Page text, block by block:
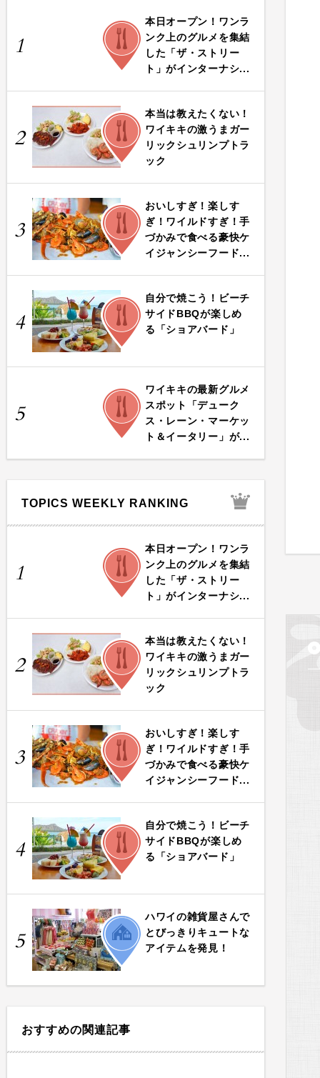
1
FOOD
本日オープン！ワンラ
ンク上のグルメを集結
した「ザ・ストリー
ト」がインターナシ...
2
FOOD
本当は教えたくない！
ワイキキの激うまガー
リックシュリンプトラ
ック
3
FOOD
おいしすぎ！楽しす
ぎ！ワイルドすぎ！手
づかみで食べる豪快ケ
イジャンシーフード...
4
FOOD
自分で焼こう！ビーチ
サイドBBQが楽しめ
る「ショアバード」
5
FOOD
ワイキキの最新グルメ
スポット「デューク
ス・レーン・マーケッ
ト＆イータリー」が...
TOPICS WEEKLY RANKING
1
FOOD
本日オープン！ワンラ
ンク上のグルメを集結
した「ザ・ストリー
ト」がインターナシ...
2
FOOD
本当は教えたくない！
ワイキキの激うまガー
リックシュリンプトラ
ック
3
FOOD
おいしすぎ！楽しす
ぎ！ワイルドすぎ！手
づかみで食べる豪快ケ
イジャンシーフード...
4
FOOD
自分で焼こう！ビーチ
サイドBBQが楽しめ
る「ショアバード」
5
LIFE
ハワイの雑貨屋さんで
とびっきりキュートな
アイテムを発見！
おすすめの関連記事